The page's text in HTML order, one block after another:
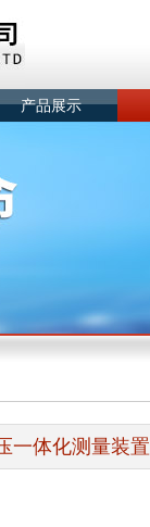
产品展示
一体化测量装置